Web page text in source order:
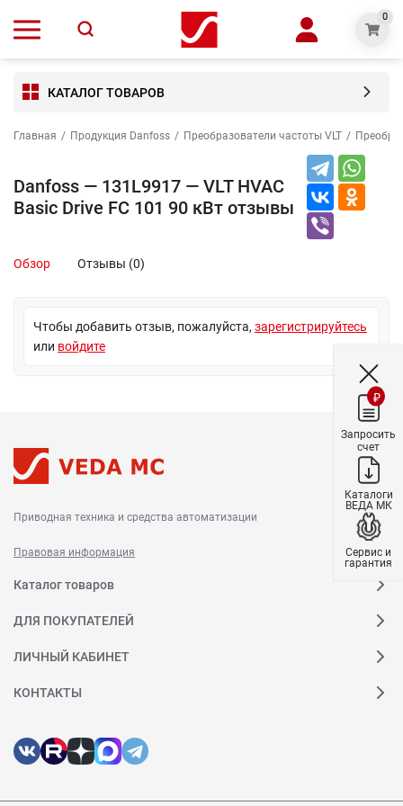
0
КАТАЛОГ ТОВАРОВ
Главная / Продукция Danfoss / Преобразователи частоты VLT /
Danfoss — 131L9917 — VLT HVAC
Basic Drive FC 101 90 кВт отзывы
Обзор Отзывы (0)
Чтобы добавить отзыв, пожалуйста, зарегистрируйтесь
или войдите
Приводная техника и средства автоматизации
Правовая информация
Каталог товаров
ДЛЯ ПОКУПАТЕЛЕЙ
ЛИЧНЫЙ КАБИНЕТ
КОНТАКТЫ
₽
Запросить
счет
Каталоги
ВЕДА МК
Сервис и
гарантия